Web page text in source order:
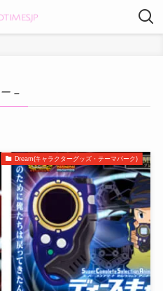
–
Dream(キャラクターグッズ・テーマパーク)